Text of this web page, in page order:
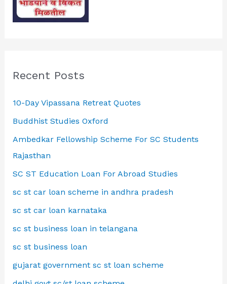
Recent Posts
10-Day Vipassana Retreat Quotes
Buddhist Studies Oxford
Ambedkar Fellowship Scheme For SC Students
Rajasthan
SC ST Education Loan For Abroad Studies
sc st car loan scheme in andhra pradesh
sc st car loan karnataka
sc st business loan in telangana
sc st business loan
gujarat government sc st loan scheme